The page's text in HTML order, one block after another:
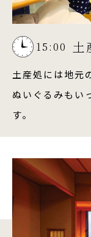
15:00 土
土産処には地元
ぬいぐるみもい
す。